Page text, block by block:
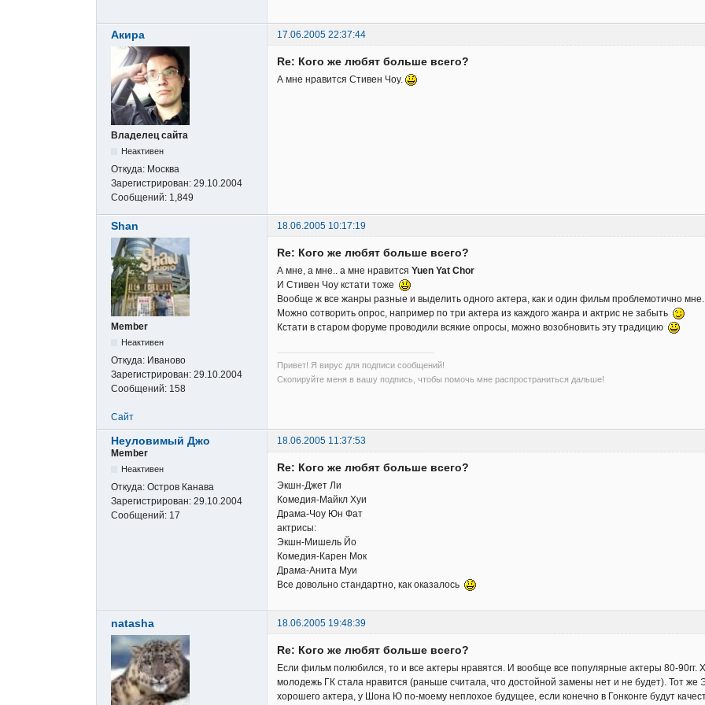
Акира 17.06.2005 22:37:44
Владелец сайта
Неактивен
Откуда: Москва
Зарегистрирован: 29.10.2004
Сообщений: 1,849
Re: Кого же любят больше всего?
А мне нравится Стивен Чоу.
Shan 18.06.2005 10:17:19
Member
Неактивен
Откуда: Иваново
Зарегистрирован: 29.10.2004
Сообщений: 158
Re: Кого же любят больше всего?
А мне, а мне.. а мне нравится Yuen Yat Chor
И Стивен Чоу кстати тоже
Вообще ж все жанры разные и выделить одного актера, как и один фильм проблемотично
Можно сотворить опрос, например по три актера из каждого жанра и актрис не забыть
Кстати в старом форуме проводили всякие опросы, можно возобновить эту традицию
Привет! Я вирус для подписи сообщений!
Скопируйте меня в вашу подпись, чтобы помочь мне распространиться дальше!
Сайт
Неуловимый Джо
18.06.2005 11:37:53
Member
Неактивен
Откуда: Остров Канава
Зарегистрирован: 29.10.2004
Сообщений: 17
Re: Кого же любят больше всего?
Экшн-Джет Ли
Комедия-Майкл Хуи
Драма-Чоу Юн Фат
актрисы:
Экшн-Мишель Йо
Комедия-Карен Мок
Драма-Анита Муи
Все довольно стандартно, как оказалось
natasha 18.06.2005 19:48:39
Re: Кого же любят больше всего?
Если фильм полюбился, то и все актеры нравятся. И вообще все популярные актеры 80-90гг.
молодежь ГК стала нравится (раньше считала, что достойной замены нет и не будет). Тот
хорошего актера, у Шона Ю по-моему неплохое будущее, если конечно в Гонконге будут